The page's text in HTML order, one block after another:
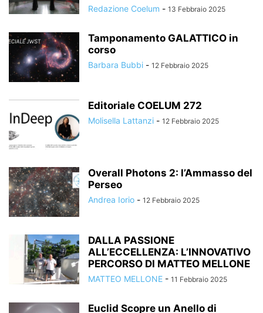
Redazione Coelum - 13 Febbraio 2025
Tamponamento GALATTICO in
corso
Barbara Bubbi - 12 Febbraio 2025
Editoriale COELUM 272
Molisella Lattanzi - 12 Febbraio 2025
Overall Photons 2: l’Ammasso del
Perseo
Andrea Iorio - 12 Febbraio 2025
DALLA PASSIONE
ALL’ECCELLENZA: L’INNOVATIVO
PERCORSO DI MATTEO MELLONE
MATTEO MELLONE - 11 Febbraio 2025
Euclid Scopre un Anello di